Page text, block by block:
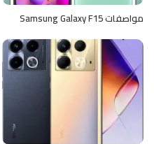
مواصفات Samsung Galaxy F15